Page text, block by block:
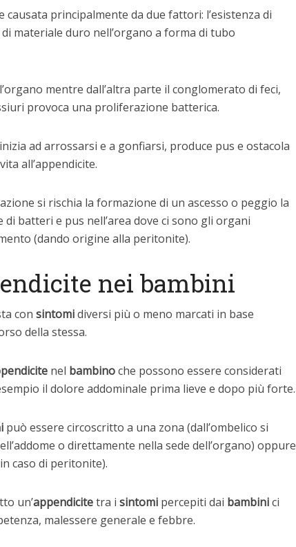
causata principalmente da due fattori: l’esistenza di
materiale duro nell’organo a forma di tubo
mentre dall’altra parte il conglomerato di feci,
provoca una proliferazione batterica.
ad arrossarsi e a gonfiarsi, produce pus e ostacola
all’appendicite.
si rischia la formazione di un ascesso o peggio la
batteri e pus nell’area dove ci sono gli organi
(dando origine alla peritonite).
nei bambini
con sintomidiversi più o meno marcati in base
della stessa.
nel bambinoche possono essere considerati
il dolore addominale prima lieve e dopo più forte.
può essere circoscritto a una zona (dall’ombelico si
o direttamente nella sede dell’organo) oppure
caso di peritonite).
un’appendicitetra i sintomi percepiti dai bambinici
malessere generale e febbre.